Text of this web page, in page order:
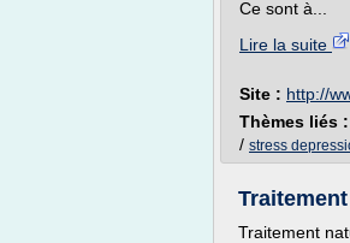
Ce sont à...
Lire la suite
Site : http://
Thèmes liés :
/ stress
Traitement